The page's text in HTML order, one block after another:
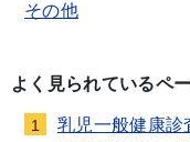
その他
よく見られているペ
1
乳児一般健康診